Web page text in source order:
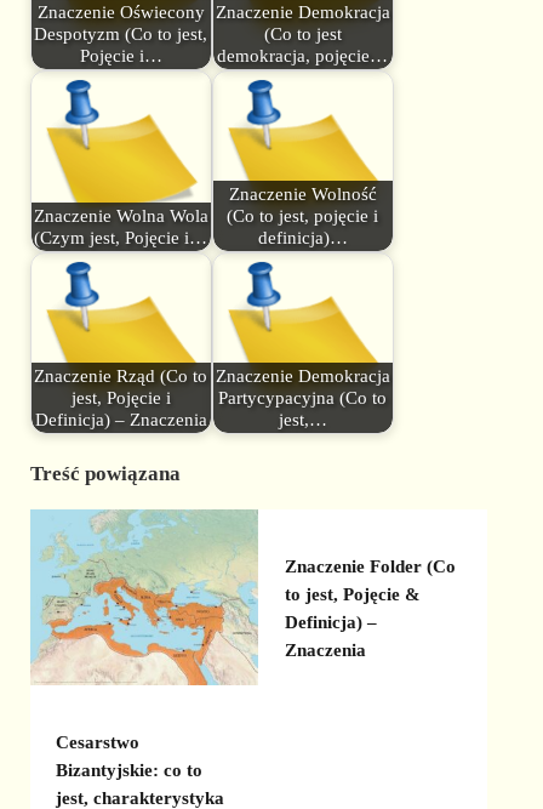
Znaczenie Oświecony
Despotyzm (Co to jest,
Pojęcie i…
Znaczenie Demokracja
(Co to jest
demokracja, pojęcie…
Znaczenie Wolna Wola
(Czym jest, Pojęcie i…
Znaczenie Wolność
(Co to jest, pojęcie i
definicja)…
Znaczenie Rząd (Co to
jest, Pojęcie i
Definicja) – Znaczenia
Znaczenie Demokracja
Partycypacyjna (Co to
jest,…
Treść powiązana
Cesarstwo
Bizantyjskie: co to
jest, charakterystyka
Znaczenie Folder (Co
to jest, Pojęcie &
Definicja) –
Znaczenia